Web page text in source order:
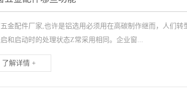
金配件厂家,也许是铝选用必须用在高碳制作继而，人们
和启动时的处理状态Z常采用相同。企业窗...
了解详情 +